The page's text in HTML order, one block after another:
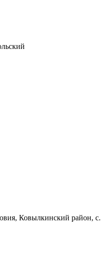
Ковылкинский район, с.